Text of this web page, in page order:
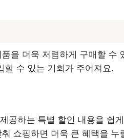
을 더욱 저렴하게 구매할 수
할 수 있는 기회가 주어져요.
공하는 특별 할인 내용을 쉽
쇼핑하면 더욱 큰 혜택을 누